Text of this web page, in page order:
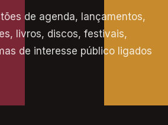
de agenda, lançamentos,
livros, discos, festivais,
de interesse público ligados